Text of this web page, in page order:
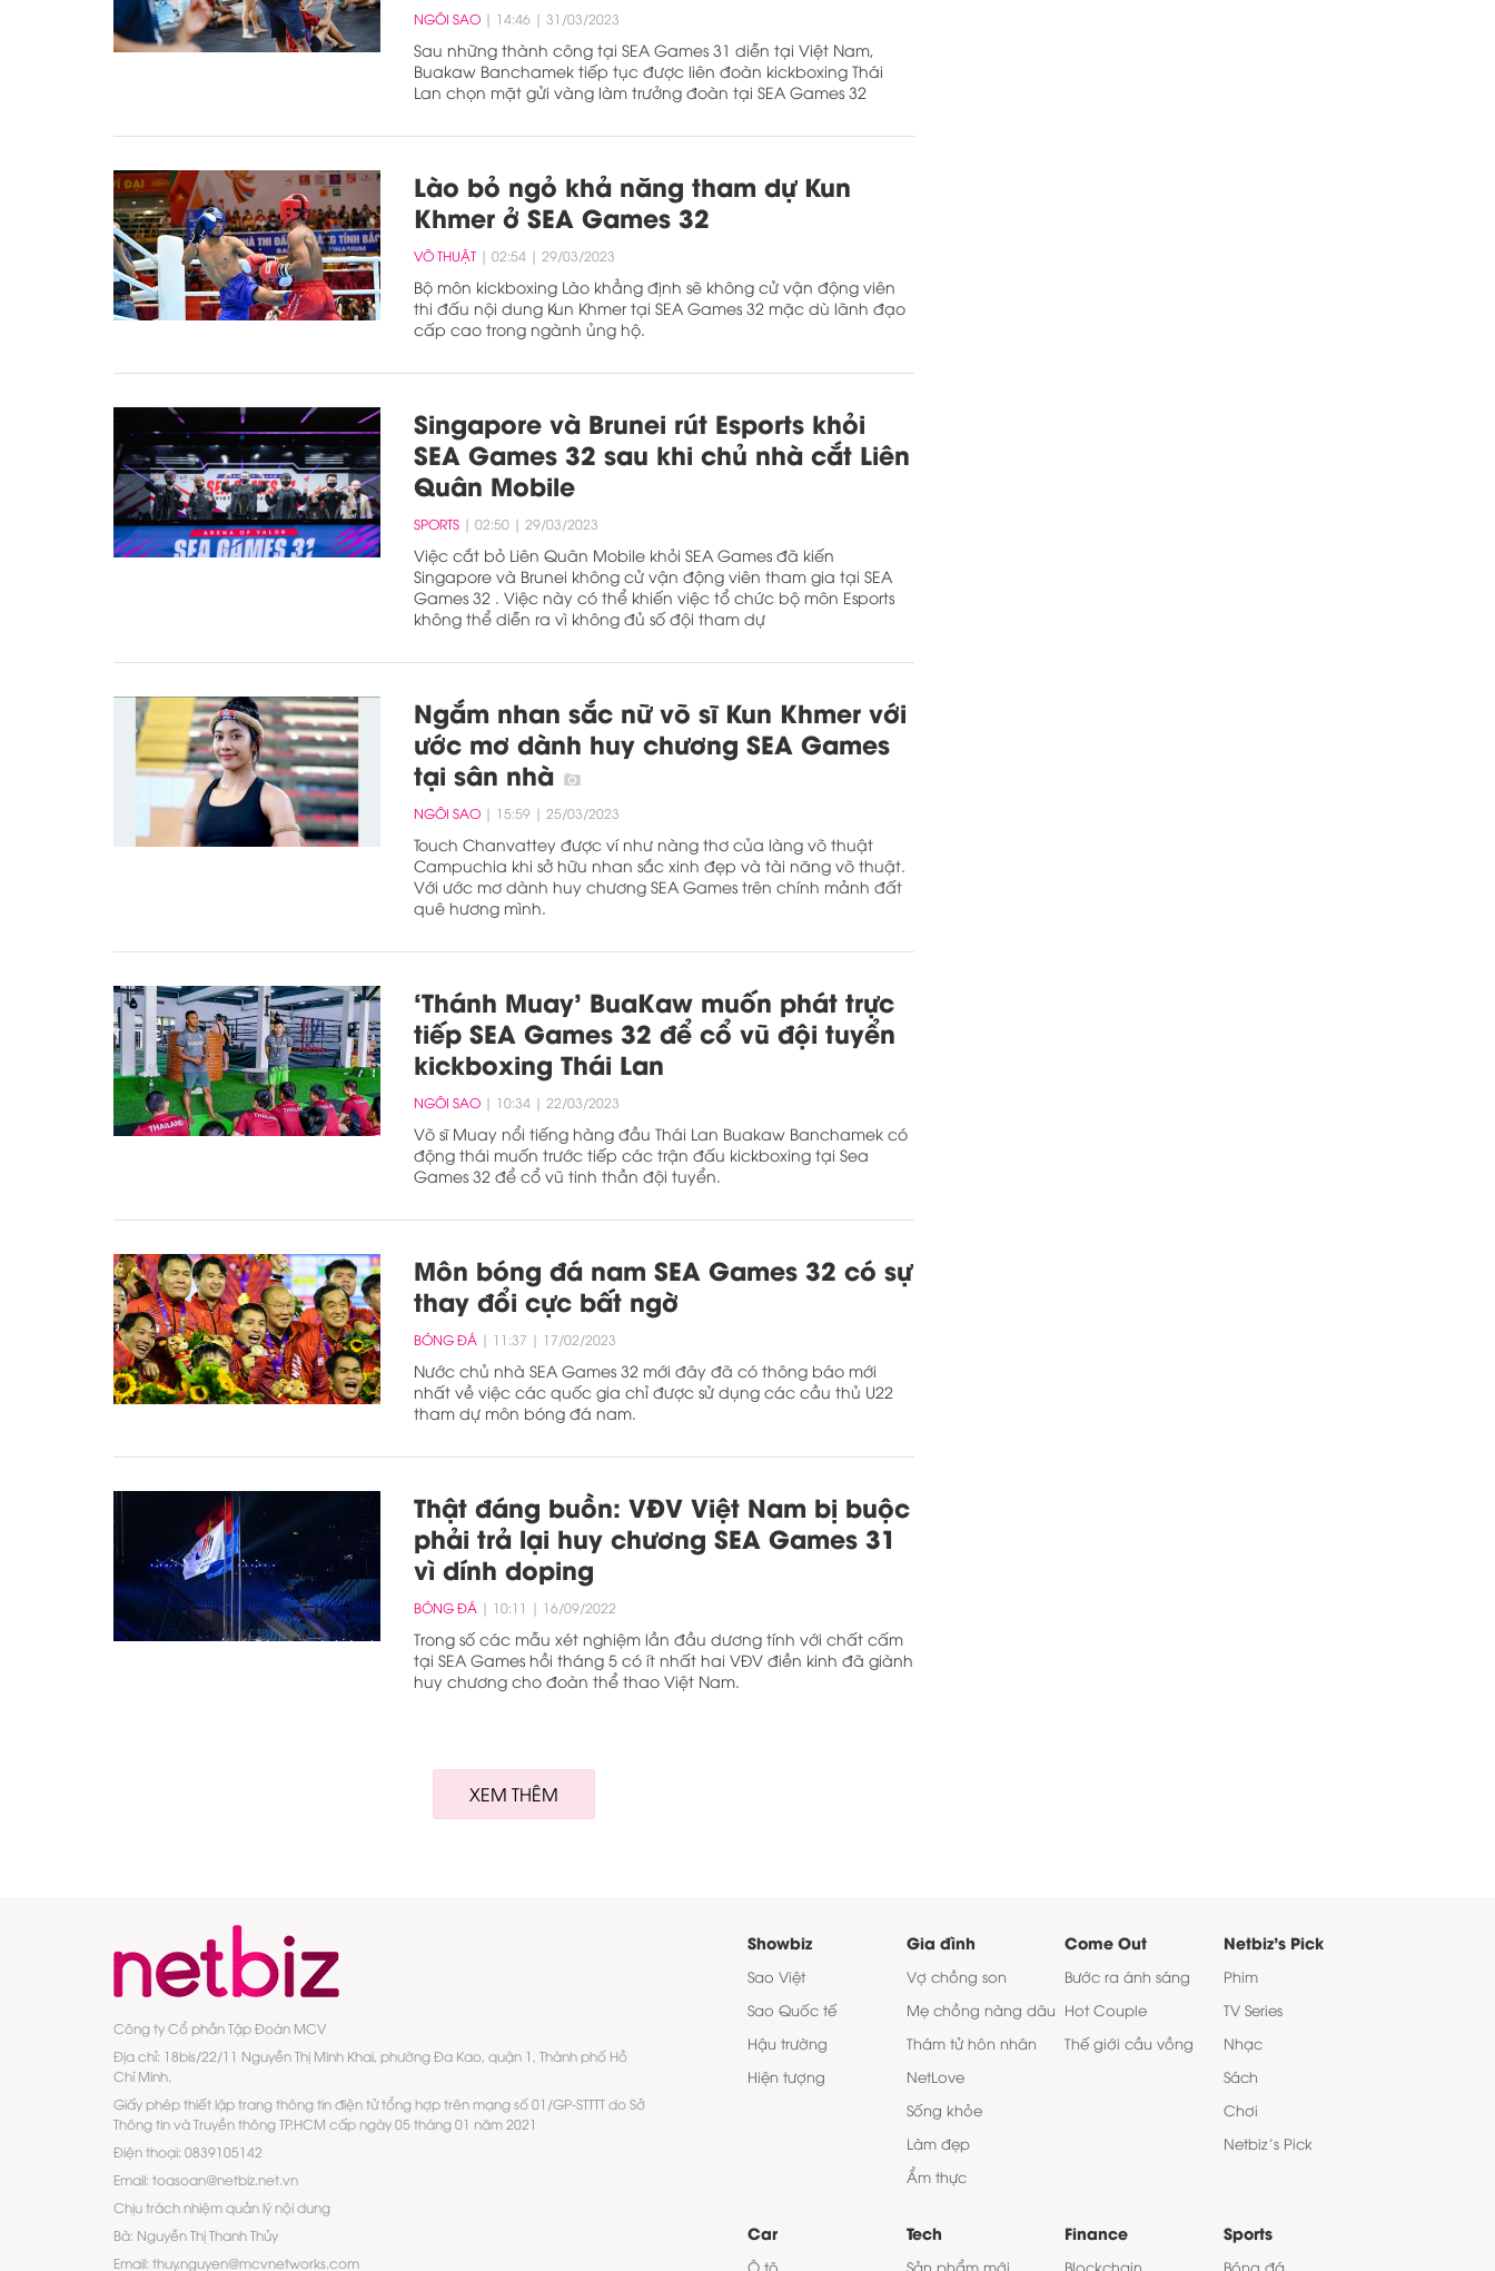
NGÔI SAO 14:46 | 31/03/2023
Sau những thành công tại SEA Games 31 diễn tại Việt Nam,
Buakaw Banchamek tiếp tục được liên đoàn kickboxing Thái
Lan chọn mặt gửi vàng làm trưởng đoàn tại SEA Games 32
Lào bỏ ngỏ khả năng tham dự Kun
Khmer ở SEA Games 32
VÕ THUẬT 02:54 | 29/03/2023
Bộ môn kickboxing Lào khẳng định sẽ không cử vận động viên
thi đấu nội dung Kun Khmer tại SEA Games 32 mặc dù lãnh đạo
cấp cao trong ngành ủng hộ.
Singapore và Brunei rút Esports khỏi
SEA Games 32 sau khi chủ nhà cắt Liên
Quân Mobile
SPORTS 02:50 | 29/03/2023
Việc cắt bỏ Liên Quân Mobile khỏi SEA Games đã kiến
Singapore và Brunei không cử vận động viên tham gia tại SEA
Games 32 . Việc này có thể khiến việc tổ chức bộ môn Esports
không thể diễn ra vì không đủ số đội tham dự
Ngắm nhan sắc nữ võ sĩ Kun Khmer với
ước mơ dành huy chương SEA Games
tại sân nhà
NGÔI SAO 15:59 | 25/03/2023
Touch Chanvattey được ví như nàng thơ của làng võ thuật
Campuchia khi sở hữu nhan sắc xinh đẹp và tài năng võ thuật.
Với ước mơ dành huy chương SEA Games trên chính mảnh đất
quê hương mình.
‘Thánh Muay’ BuaKaw muốn phát trực
tiếp SEA Games 32 để cổ vũ đội tuyển
kickboxing Thái Lan
NGÔI SAO 10:34 | 22/03/2023
Võ sĩ Muay nổi tiếng hàng đầu Thái Lan Buakaw Banchamek có
động thái muốn trước tiếp các trận đấu kickboxing tại Sea
Games 32 để cổ vũ tinh thần đội tuyển.
Môn bóng đá nam SEA Games 32 có sự
thay đổi cực bất ngờ
BÓNG ĐÁ 11:37 | 17/02/2023
Nước chủ nhà SEA Games 32 mới đây đã có thông báo mới
nhất về việc các quốc gia chỉ được sử dụng các cầu thủ U22
tham dự môn bóng đá nam.
Thật đáng buồn: VĐV Việt Nam bị buộc
phải trả lại huy chương SEA Games 31
vì dính doping
BÓNG ĐÁ 10:11 | 16/09/2022
Trong số các mẫu xét nghiệm lần đầu dương tính với chất cấm
tại SEA Games hồi tháng 5 có ít nhất hai VĐV điền kinh đã giành
huy chương cho đoàn thể thao Việt Nam.
XEM THÊM
Công ty Cổ phần Tập Đoàn MCV
Địa chỉ: 18bis/22/11 Nguyễn Thị Minh Khai, phường Đa Kao, quận 1, Thành phố Hồ
Chí Minh.
Giấy phép thiết lập trang thông tin điện tử tổng hợp trên mạng số 01/GP-STTTT do Sở
Thông tin và Truyền thông TP.HCM cấp ngày 05 tháng 01 năm 2021
Điện thoại: 0839105142
Email: toasoan@netbiz.net.vn
Chịu trách nhiệm quản lý nội dung
Bà: Nguyễn Thị Thanh Thủy
Email: thuy.nguyen@mcvnetworks.com
Showbiz
Sao Việt
Sao Quốc tế
Hậu trường
Hiện tượng
Gia đình
Vợ chồng son
Mẹ chồng nàng dâu
Thám tử hôn nhân
NetLove
Sống khỏe
Làm đẹp
Ẩm thực
Come Out
Bước ra ánh sáng
Hot Couple
Thế giới cầu vồng
Netbiz's Pick
Phim
TV Series
Nhạc
Sách
Chơi
Netbiz’s Pick
Car
Ô tô
Tech
Sản phẩm mới
Finance
Blockchain
Sports
Bóng đá